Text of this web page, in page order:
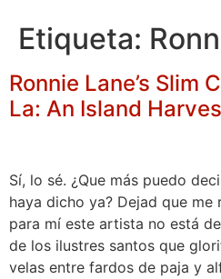
Etiqueta:
Ronnie Lane’s Slim
La: An Island
Sí, lo sé. ¿Que más puedo
haya dicho ya? Dejad que me
para mí este artista no está
de los ilustres santos que
velas entre fardos de paja y